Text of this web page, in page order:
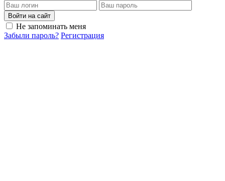
Войти на сайт
Не запоминать меня
Забыли пароль? Регистрация